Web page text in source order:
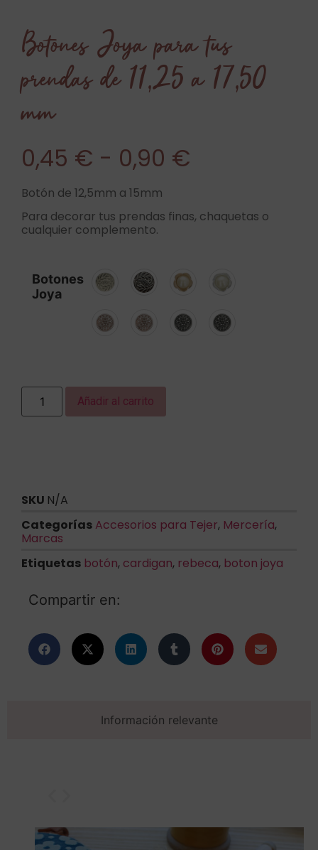
Botones Joya para tus
prendas de 11,25 a 17,50
mm
0,45 € - 0,90 €
Botón de 12,5mm a 15mm
Para decorar tus prendas finas, chaquetas o
cualquier complemento.
Botones
Joya
Añadir al carrito
SKU N/A
Categorías Accesorios para Tejer, Mercería,
Marcas
Etiquetas botón, cardigan, rebeca, boton joya
Compartir en:
Información relevante